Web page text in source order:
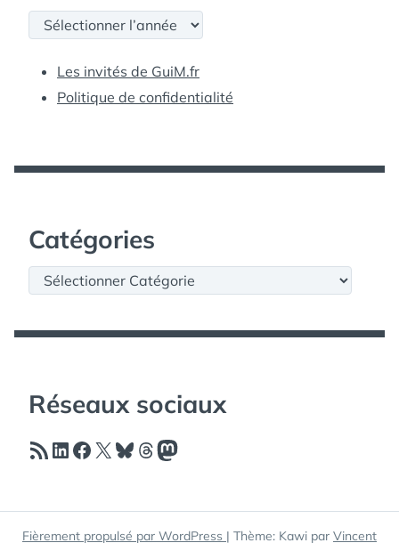
Archives
Les invités de GuiM.fr
Politique de confidentialité
Catégories
Catégories
Réseaux sociaux
Flux RSSLinkedIn
Facebook
X Bluesky
Threads
Mastodon
Fièrement propulsé par WordPress | Thème: Kawi par Vincent